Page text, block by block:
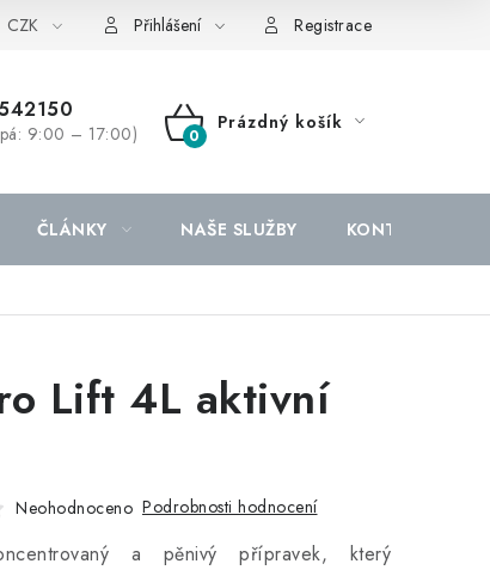
CZK Přihlášení Registrace
9:00 – 17:00)
NÁKUPNÍ
Prázdný košík
ČLÁNKY NAŠE SLUŽBY KONTAKTY
Lift 4L aktivní
Neohodnoceno Podrobnosti hodnocení
a pěnivý přípravek, který